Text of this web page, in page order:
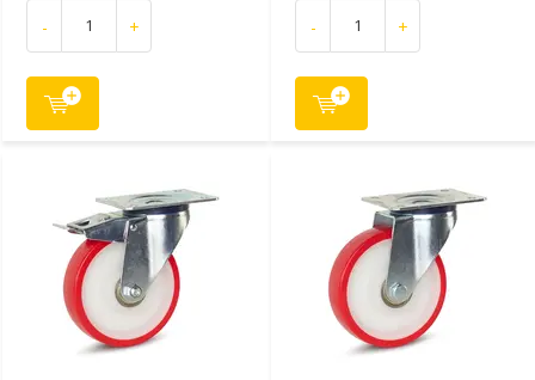
- + - +